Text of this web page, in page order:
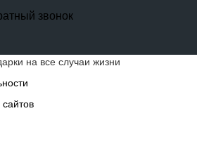
звонок
на все случаи жизни